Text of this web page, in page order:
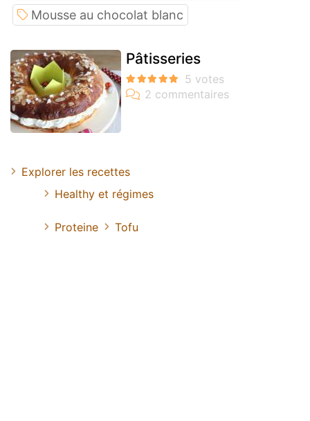
Mousse au chocolat blanc
Pâtisseries
Explorer les recettes
Healthy et régimes
Proteine Tofu